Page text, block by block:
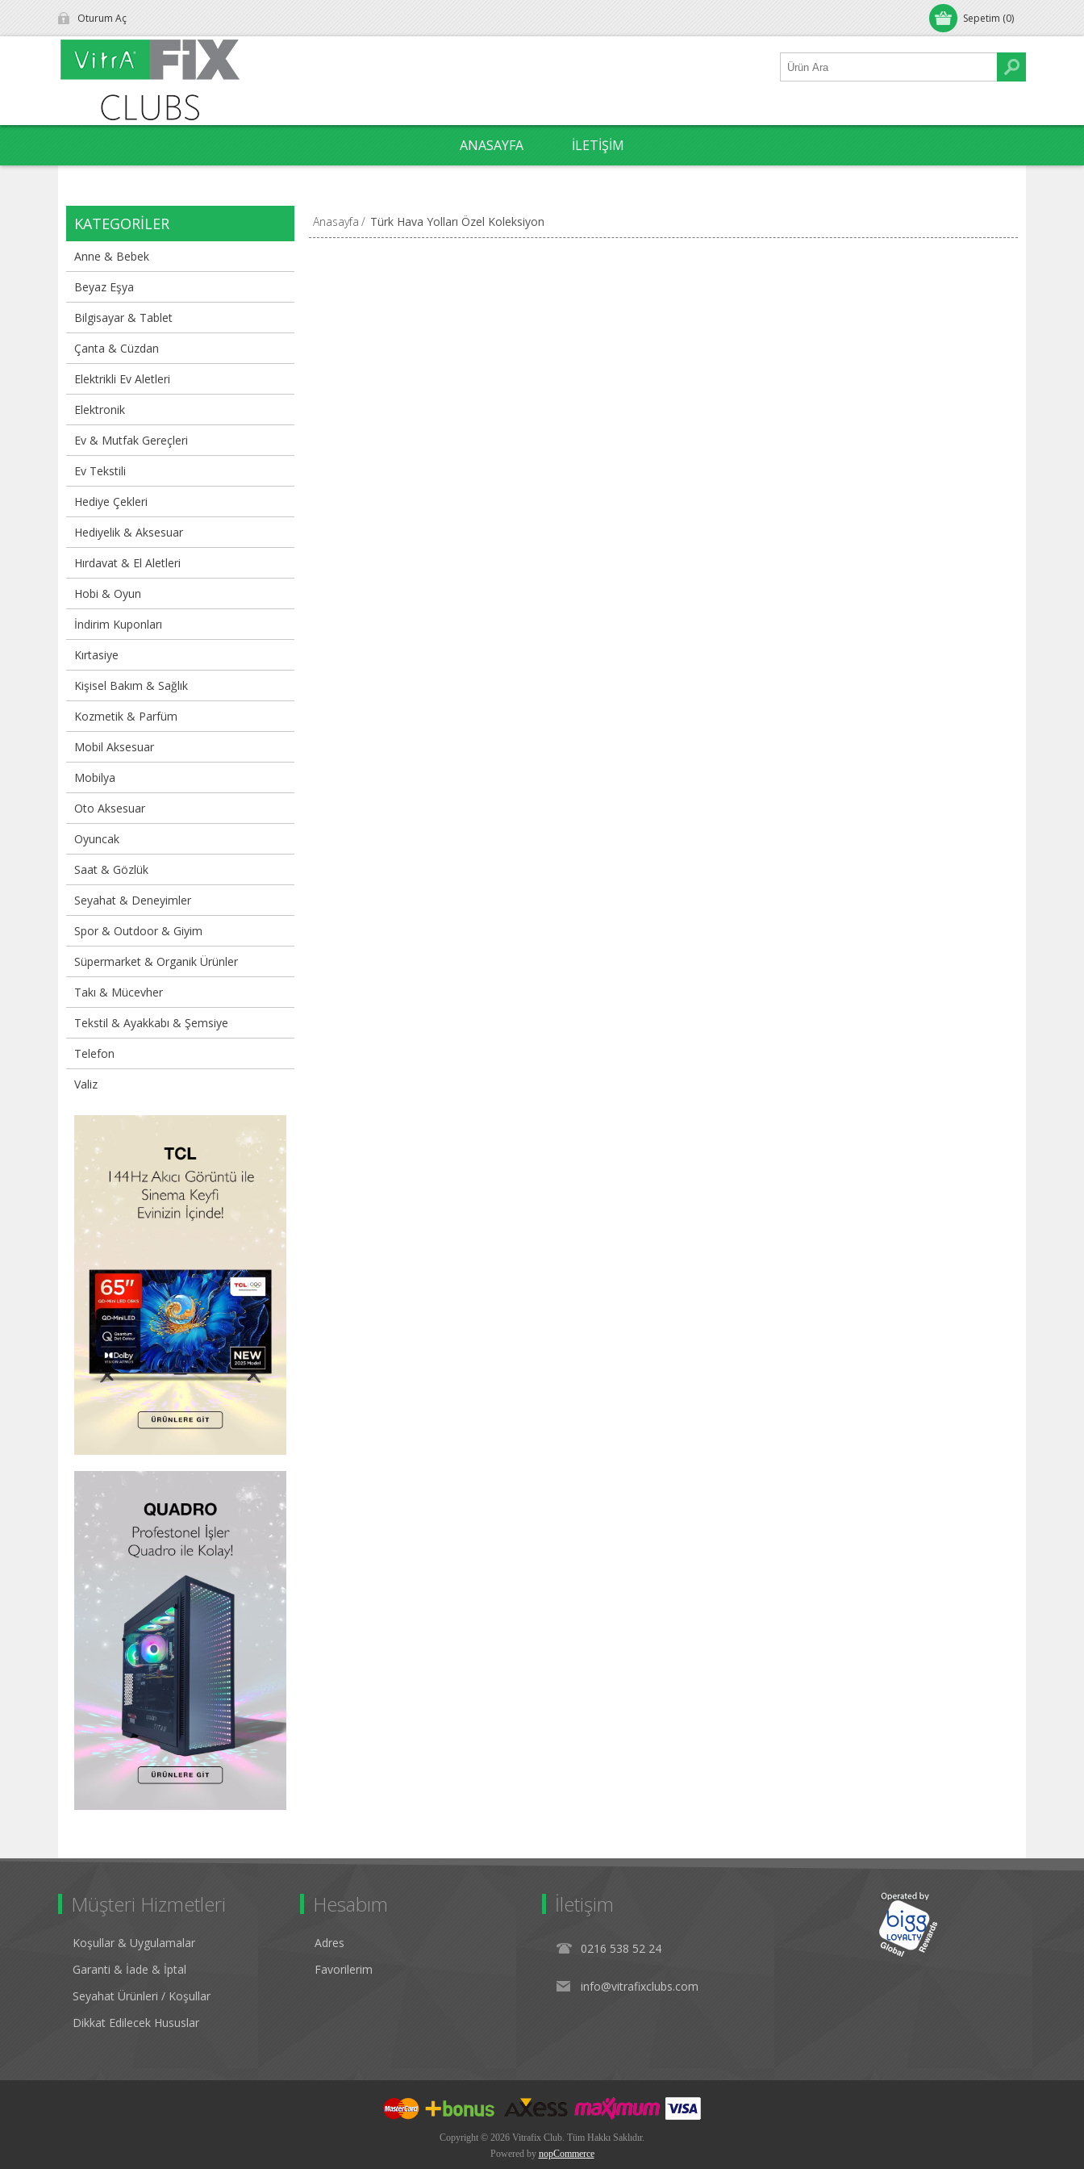
Sepetim (0)
Oturum Aç
ANASAYFA İLETIŞIM
KATEGORILER
Anne & Bebek
Beyaz Eşya
Bilgisayar & Tablet
Çanta & Cüzdan
Elektrikli Ev Aletleri
Elektronik
Ev & Mutfak Gereçleri
Ev Tekstili
Hediye Çekleri
Hediyelik & Aksesuar
Hırdavat & El Aletleri
Hobi & Oyun
İndirim Kuponları
Kırtasiye
Kişisel Bakım & Sağlık
Kozmetik & Parfüm
Mobil Aksesuar
Mobilya
Oto Aksesuar
Oyuncak
Saat & Gözlük
Seyahat & Deneyimler
Spor & Outdoor & Giyim
Süpermarket & Organik Ürünler
Takı & Mücevher
Tekstil & Ayakkabı & Şemsiye
Telefon
Valiz
Anasayfa / Türk Hava Yolları Özel Koleksiyon
Müşteri Hizmetleri
Koşullar & Uygulamalar
Garanti & İade & İptal
Seyahat Ürünleri / Koşullar
Dikkat Edilecek Hususlar
Hesabım
Adres
Favorilerim
İletişim
0216 538 52 24
info@vitrafixclubs.com
Copyright © 2026 Vitrafix Club. Tüm Hakkı Saklıdır.
Powered by nopCommerce